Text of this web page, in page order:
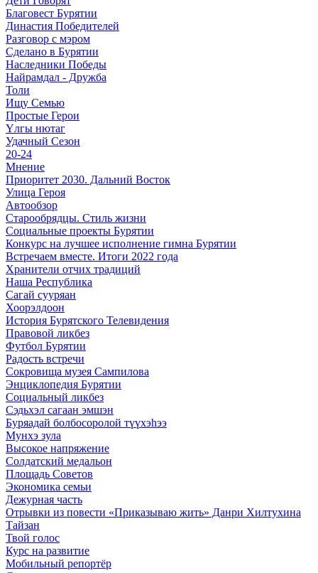
Благовест Бурятии
Династия Победителей
Разговор с мэром
Сделано в Бурятии
Наследники Победы
Найрамдал - Дружба
Толи
Ищу Cемью
Простые Герои
Үлгы нютаг
Удачный Сезон
20-24
Мнение
Приоритет 2030. Дальний Восток
Улица Героя
Автообзор
Старообрядцы. Cтиль жизни
Социальные проекты Бурятии
Конкурс на лучшее исполнение гимна Бурятии
Встречаем вместе. Итоги 2022 года
Хранители отчих традиций
Наша Республика
Сагай сууряан
Хоорэлдоон
История Бурятского Телевидения
Правовой ликбез
Футбол Бурятии
Радость встречи
Сокровища музея Сампилова
Энциклопедия Бурятии
Социальный ликбез
Сэдьхэл сагаан эмшэн
Буряадай болбосоролой түүхэhээ
Мунхэ зула
Высокое напряжение
Солдатский медальон
Площадь Советов
Экономика семьи
Дежурная часть
Отрывки из повести «Приказываю жить» Данри Хилтухина
Тайзан
Твой голос
Курс на развитие
Мобильный репортёр